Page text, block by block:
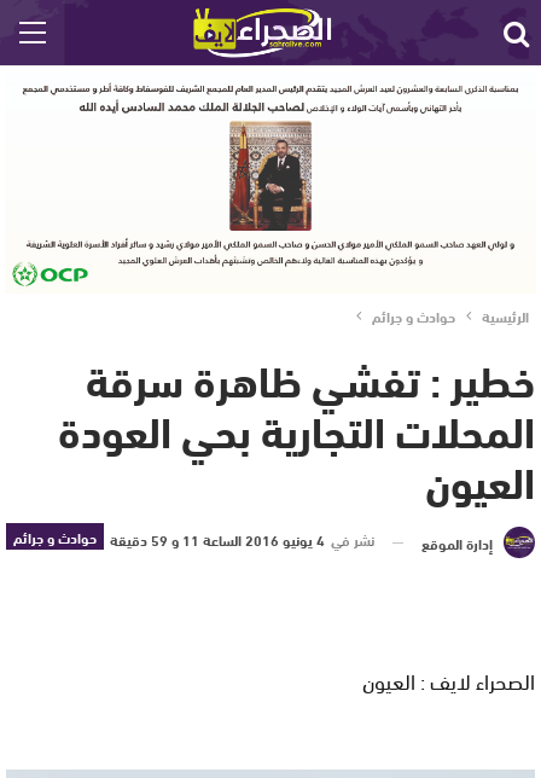
الرئيسية حوادث و جرائم
خطير : تفشي ظاهرة سرقة
المحلات التجارية بحي العودة
العيون
حوادث و جرائم إدارة الموقع نشر في 4 يونيو 2016 الساعة 11 و 59 دقيقة
الصحراء لايف : العيون